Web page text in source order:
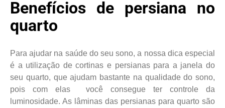
Benefícios de persiana no
quarto
Para ajudar na saúde do seu sono, a nossa dica especial
é a utilização de cortinas e persianas para a janela do
seu quarto, que ajudam bastante na qualidade do sono,
pois com elas você consegue ter controle da
luminosidade. As lâminas das persianas para quarto são